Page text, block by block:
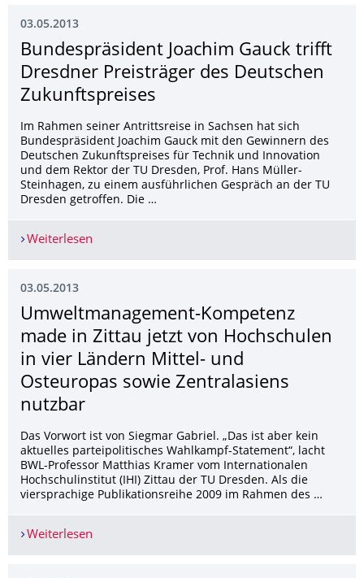
03.05.2013
Bundespräsident Joachim Gauck trifft
Dresdner Preisträger des Deutschen
Zukunftspreises
Im Rahmen seiner Antrittsreise in Sachsen hat sich
Bundespräsident Joachim Gauck mit den Gewinnern des
Deutschen Zukunftspreises für Technik und Innovation
und dem Rektor der TU Dresden, Prof. Hans Müller-
Steinhagen, zu einem ausführlichen Gespräch an der TU
Dresden getroffen. Die …
Weiterlesen
03.05.2013
Umweltmanagement-Kompetenz
made in Zittau jetzt von Hochschulen
in vier Ländern Mittel- und
Osteuropas sowie Zentralasiens
nutzbar
Das Vorwort ist von Siegmar Gabriel. „Das ist aber kein
aktuelles parteipolitisches Wahlkampf-Statement“, lacht
BWL-Professor Matthias Kramer vom Internationalen
Hochschulinstitut (IHI) Zittau der TU Dresden. Als die
viersprachige Publikationsreihe 2009 im Rahmen des …
Weiterlesen